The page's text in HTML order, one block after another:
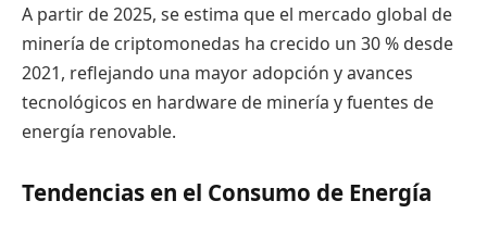
A partir de 2025, se estima que el mercado global de
minería de criptomonedas ha crecido un 30 % desde
2021, reflejando una mayor adopción y avances
tecnológicos en hardware de minería y fuentes de
energía renovable.
Tendencias en el Consumo de Energía